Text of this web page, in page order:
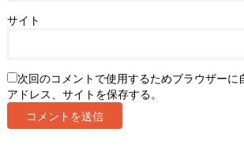
サイト
次回のコメントで使用するためブラウザーに
アドレス、サイトを保存する。